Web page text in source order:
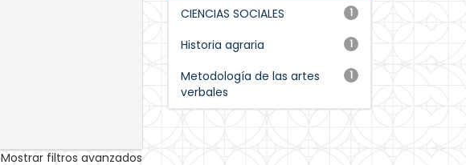
Mostrar filtros avanzados
1
CIENCIAS SOCIALES
1
Historia agraria
1
Metodología de las artes
verbales